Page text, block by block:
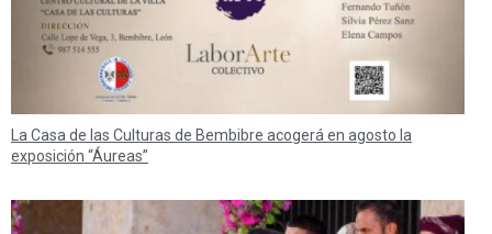
La Casa de las Culturas de Bembibre acogerá en agosto la
exposición “Áureas”